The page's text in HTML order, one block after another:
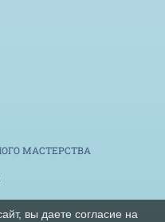
МАСТЕРСТВА
вы даете согласие на